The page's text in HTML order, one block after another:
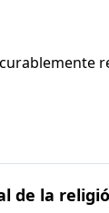
el
cuando
de la